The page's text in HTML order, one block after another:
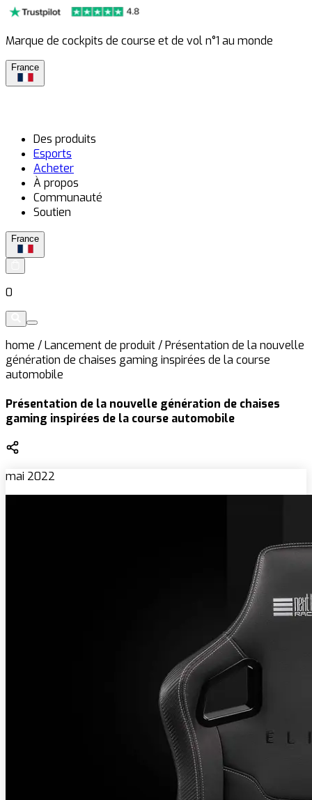
Marque de cockpits de course et de vol n°1 au monde
France
Des produits
Esports
Acheter
À propos
Communauté
Soutien
France
0
home /Lancement de produit/Présentation de la nouvelle
génération de chaises gaming inspirées de la course
automobile
Présentation de la nouvelle génération de chaises
gaming inspirées de la course automobile
mai 2022